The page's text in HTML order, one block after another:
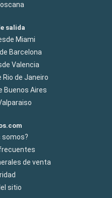
salida
Miami
Barcelona
Valencia
de Janeiro
Buenos Aires
somos?
de venta
sitio